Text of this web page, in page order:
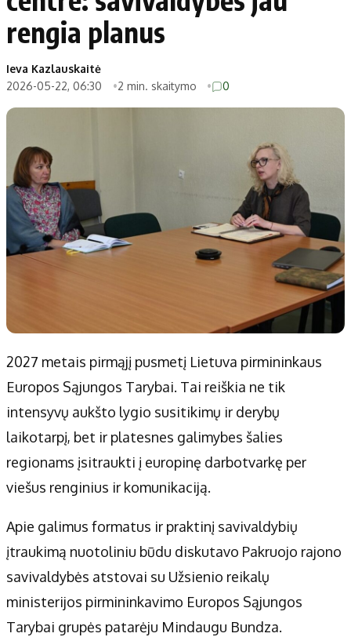
rengia planus
Ieva Kazlauskaitė
2026-05-22, 06:30
2 min. skaitymo 0
2027 metais pirmąjį pusmetį Lietuva pirmininkaus
Europos Sąjungos Tarybai. Tai reiškia ne tik
intensyvų aukšto lygio susitikimų ir derybų
laikotarpį, bet ir platesnes galimybes šalies
regionams įsitraukti į europinę darbotvarkę per
viešus renginius ir komunikaciją.
Apie galimus formatus ir praktinį savivaldybių
įtraukimą nuotoliniu būdu diskutavo Pakruojo rajono
savivaldybės atstovai su Užsienio reikalų
ministerijos pirmininkavimo Europos Sąjungos
Tarybai grupės patarėju Mindaugu Bundza.